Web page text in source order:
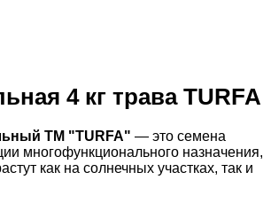
4 кг трава TURFA
ТМ "TURFA" — это семена
многофункционального назначения,
как на солнечных участках, так и